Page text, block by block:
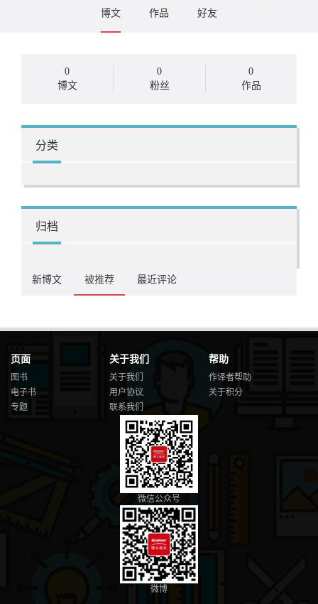
博文 作品 好友
0
博文
0
粉丝
0
作品
分类
归档
新博文 被推荐 最近评论
页面
图书
电子书
专题
关于我们
关于我们
用户协议
联系我们
帮助
作译者帮助
关于积分
微信公众号
微博